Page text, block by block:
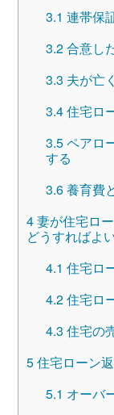
3.1 連帯保
3.2合意し
3.3 夫が亡
3.4住宅ロ
3.5ペアロ
する
3.6養育費
4妻が住宅ロ
どうすればよ
4.1 住宅ロ
4.2住宅ロ
4.3 住宅の
5住宅ローン
5.1 オーバ